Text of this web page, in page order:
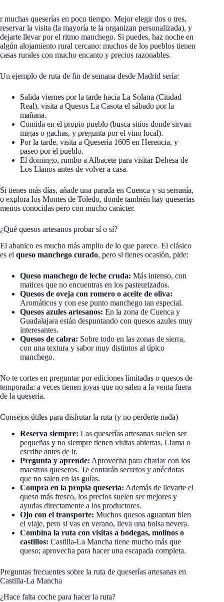
r muchas queserías en poco tiempo. Mejor elegir dos o tres,
reservar la visita (la mayoría te la organizan personalizada), y
dejarte llevar por el ritmo manchego. Si puedes, haz noche en
algún alojamiento rural cercano: muchos de los pueblos tienen
casas rurales con mucho encanto y precios razonables.
Un ejemplo de ruta de fin de semana desde Madrid sería:
Salida viernes por la tarde hacia La Solana (Ciudad
Real), visita a Quesos La Casota el sábado por la
mañana.
Comida en el propio pueblo (busca sitios donde sirvan
migas o gachas, y pregunta por el vino local).
Por la tarde, visita a Quesería 1605 en Herencia, y
paseo por el pueblo.
El domingo, rumbo a Albacete para visitar Dehesa de
Los Llanos antes de volver a casa.
Si tienes más días, añade una parada en Cuenca y su serranía,
o explora los Montes de Toledo, donde también hay queserías
menos conocidas pero con mucho carácter.
¿Qué quesos artesanos probar sí o sí?
El abanico es mucho más amplio de lo que parece. El clásico
es el queso manchego curado, pero si tienes ocasión, pide:
Queso manchego de leche cruda: Más intenso, con
matices que no encuentras en los pasteurizados.
Quesos de oveja con romero o aceite de oliva:
Aromáticos y con ese punto manchego tan especial.
Quesos azules artesanos: En la zona de Cuenca y
Guadalajara están despuntando con quesos azules muy
interesantes.
Quesos de cabra: Sobre todo en las zonas de sierra,
con una textura y sabor muy distintos al típico
manchego.
No te cortes en preguntar por ediciones limitadas o quesos de
temporada: a veces tienen joyas que no salen a la venta fuera
de la quesería.
Consejos útiles para disfrutar la ruta (y no perderte nada)
Reserva siempre: Las queserías artesanas suelen ser
pequeñas y no siempre tienen visitas abiertas. Llama o
escribe antes de ir.
Pregunta y aprende: Aprovecha para charlar con los
maestros queseros. Te contarán secretos y anécdotas
que no salen en las guías.
Compra en la propia quesería: Además de llevarte el
queso más fresco, los precios suelen ser mejores y
ayudas directamente a los productores.
Ojo con el transporte: Muchos quesos aguantan bien
el viaje, pero si vas en verano, lleva una bolsa nevera.
Combina la ruta con visitas a bodegas, molinos o
castillos: Castilla-La Mancha tiene mucho más que
queso; aprovecha para hacer una escapada completa.
Preguntas frecuentes sobre la ruta de queserías artesanas en
Castilla-La Mancha
¿Hace falta coche para hacer la ruta?